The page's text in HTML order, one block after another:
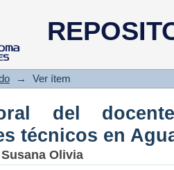
del docente
→ Ver ítem
del
técnicos en
Olivia